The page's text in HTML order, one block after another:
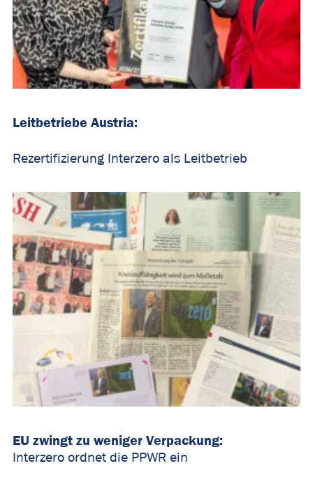
Leitbetriebe Austria:
Rezertifizierung Interzero als Leitbetrieb
EU zwingt zu weniger Verpackung:
Interzero ordnet die PPWR ein